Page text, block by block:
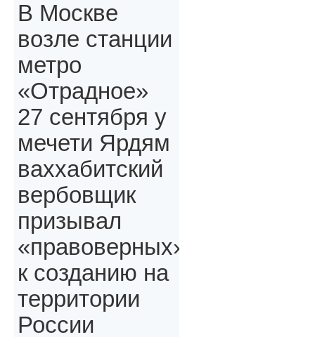
В Москве
возле станции
метро
«Отрадное»
27 сентября у
мечети Ярдям
ваххабитский
вербовщик
призывал
«правоверных»,
к созданию на
территории
России